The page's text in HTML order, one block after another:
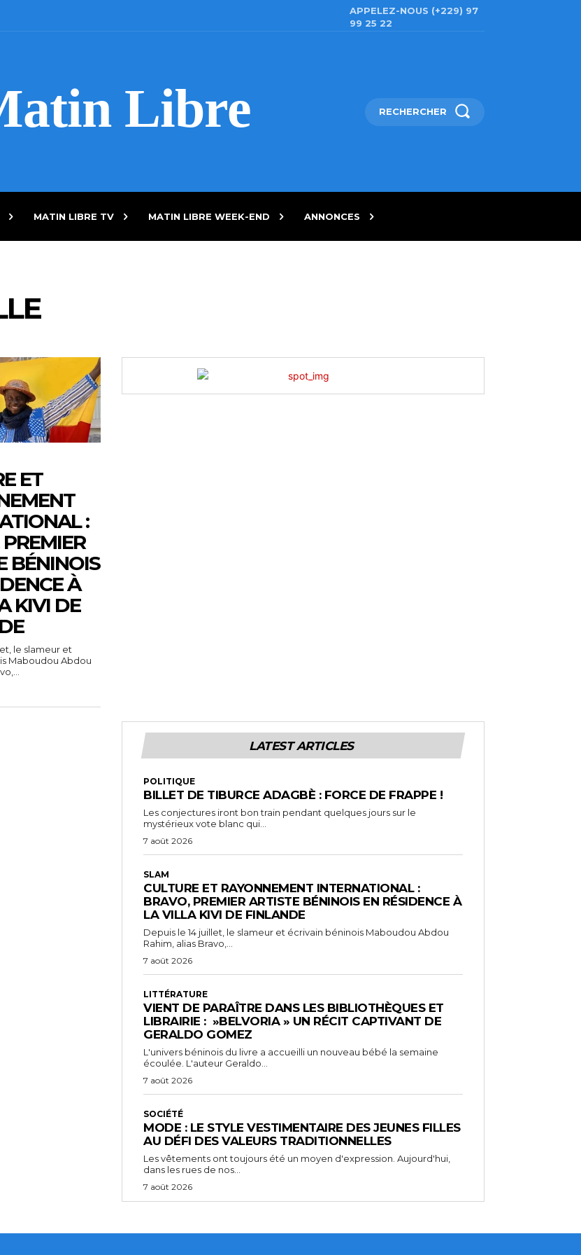
APPELEZ-NOUS (+229) 97
99 25 22
Libre RECHERCHER
MATIN LIBRE TV MATIN LIBRE WEEK-END ANNONCES
ET
:
BÉNINOIS
À
KIVI DE
le slameur et
Maboudou Abdou
LATEST ARTICLES
POLITIQUE
BILLET DE TIBURCE ADAGBÈ : FORCE DE FRAPPE !
Les conjectures iront bon train pendant quelques jours sur le
mystérieux vote blanc qui...
7 août 2026
SLAM
CULTURE ET RAYONNEMENT INTERNATIONAL :
BRAVO, PREMIER ARTISTE BÉNINOIS EN RÉSIDENCE À
LA VILLA KIVI DE FINLANDE
Depuis le 14 juillet, le slameur et écrivain béninois Maboudou Abdou
Rahim, alias Bravo,...
7 août 2026
LITTÉRATURE
VIENT DE PARAÎTRE DANS LES BIBLIOTHÈQUES ET
LIBRAIRIE : »BELVORIA » UN RÉCIT CAPTIVANT DE
GERALDO GOMEZ
L'univers béninois du livre a accueilli un nouveau bébé la semaine
écoulée. L'auteur Geraldo...
7 août 2026
SOCIÉTÉ
MODE : LE STYLE VESTIMENTAIRE DES JEUNES FILLES
AU DÉFI DES VALEURS TRADITIONNELLES
Les vêtements ont toujours été un moyen d'expression. Aujourd'hui,
dans les rues de nos...
7 août 2026